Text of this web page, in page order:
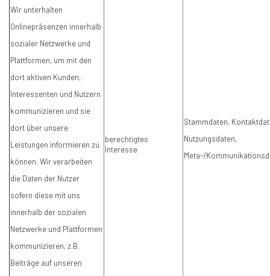
Wir unterhalten
Onlinepräsenzen innerhalb
sozialer Netzwerke und
Plattformen, um mit den
dort aktiven Kunden,
Interessenten und Nutzern
kommunizieren und sie
dort über unsere
Leistungen informieren zu
können. Wir verarbeiten
die Daten der Nutzer
sofern diese mit uns
innerhalb der sozialen
Netzwerke und Plattformen
kommunizieren, z.B.
Beiträge auf unseren
berechtigtes
Interesse
Stammdaten,
Nutzungsdaten,
Meta-/